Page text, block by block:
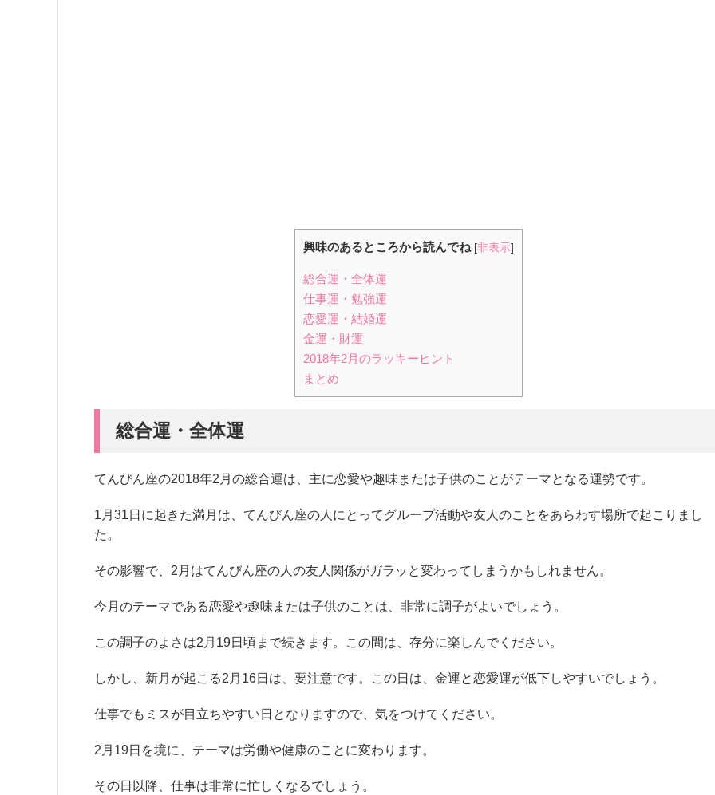
興味のあるところから読んでね [非表示]
総合運・全体運
仕事運・勉強運
恋愛運・結婚運
金運・財運
2018年2月のラッキーヒント
まとめ
総合運・全体運
てんびん座の2018年2月の総合運は、主に恋愛や趣味または子供のことがテーマとなる運勢です。
1月31日に起きた満月は、てんびん座の人にとってグループ活動や友人のことをあらわす場所で起こりまし
た。
その影響で、2月はてんびん座の人の友人関係がガラッと変わってしまうかもしれません。
今月のテーマである恋愛や趣味または子供のことは、非常に調子がよいでしょう。
この調子のよさは2月19日頃まで続きます。この間は、存分に楽しんでください。
しかし、新月が起こる2月16日は、要注意です。この日は、金運と恋愛運が低下しやすいでしょう。
仕事でもミスが目立ちやすい日となりますので、気をつけてください。
2月19日を境に、テーマは労働や健康のことに変わります。
その日以降、仕事は非常に忙しくなるでしょう。